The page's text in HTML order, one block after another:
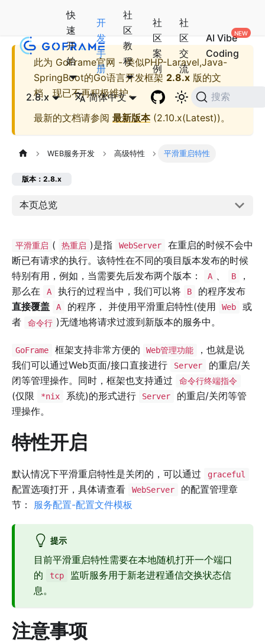
快
速
开
始
开
发
手
册
社
区
教
程
社
区
案
例
社
区
交
流
AI Vibe
Coding
2.8.x 简体中文 搜索
此为 GoFrame官网 - 类似PHP-Laravel,Java-
SpringBoot的Go语言开发框架 2.8.x 版的文
档，现已不再积极维护。
最新的文档请参阅 最新版本(2.10.x(Latest))。
WEB服务开发 高级特性 平滑重启特性
版本：2.8.x
本页总览
平滑重启 ( 热重启 )是指 WebServer
在重启的时候不会中
断已有请求的执行。该特性在不同的项目版本发布的时候
特别有用，例如，当需要先后发布两个版本：
A B
，
那么在
A 执行的过程当中，我们可以将 B
的程序发布
直接覆盖
A 的程序， 并使用平滑重启特性(使用 Web
或
者
命令行 )无缝地将请求过渡到新版本的服务中。
GoFrame 框架支持非常方便的 Web管理功能
，也就是说
我们可以通过Web页面/接口直接进行
Server
的重启/关
闭等管理操作。同时，框架也支持通过
命令行终端指令
(仅限 *nix 系统)的形式进行 Server
的重启/关闭等管
理操作。
特性开启
默认情况下平滑重启特性是关闭的，可以通过 graceful
配置选项打开，具体请查看 WebServer
的配置管理章
节： 服务配置-配置文件模板
提示
目前平滑重启特性需要在本地随机打开一个端口
的
tcp
监听服务用于新老进程通信交换状态信
息。
注意事项